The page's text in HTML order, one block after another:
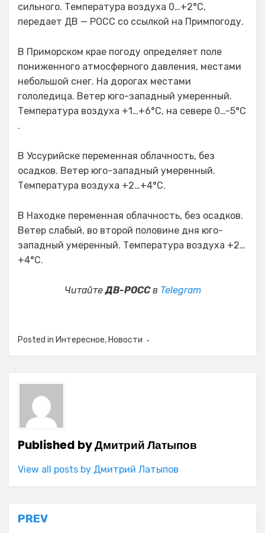
сильного. Температура воздуха 0…+2°C,
передает ДВ — РОСС со ссылкой на Примпогоду.
В Приморском крае погоду определяет поле
пониженного атмосферного давления, местами
небольшой снег. На дорогах местами
гололедица. Ветер юго-западный умеренный.
Температура воздуха +1…+6°C, на севере 0…-5°C
.
В Уссурийске переменная облачность, без
осадков. Ветер юго-западный умеренный.
Температура воздуха +2…+4°С.
В Находке переменная облачность, без осадков.
Ветер слабый, во второй половине дня юго-
западный умеренный. Температура воздуха +2…
+4°С.
ЧитайтеДВ-РОССв Telegram
Posted in Интересное, Новости
Published byДмитрий Латыпов
View all posts by Дмитрий Латыпов
Навигация
PREV